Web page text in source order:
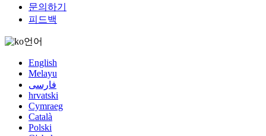
문의하기
피드백
언어
English
Melayu
فارسی
hrvatski
Cymraeg
Català
Polski